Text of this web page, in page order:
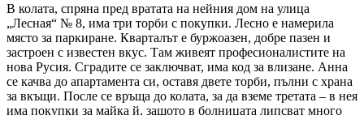
В колата, спряна пред вратата на нейния дом на улица
„Лесная“ № 8, има три торби с покупки. Лесно е намерила
място за паркиране. Кварталът е буржоазен, добре пазен и
застроен с известен вкус. Там живеят професионалистите на
нова Русия. Сградите се заключват, има код за влизане. Анна
се качва до апартамента си, оставя двете торби, пълни с храна
за вкъщи. После се връща до колата, за да вземе третата – в нея
има покупки за майка й, защото в болницата липсват много